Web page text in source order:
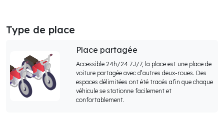
Type de place
Place partagée
Accessible 24h/24 7J/7, la place est une place de
voiture partagée avec d’autres deux-roues. Des
espaces délimitées ont été tracés afin que chaque
véhicule se stationne facilement et
confortablement.